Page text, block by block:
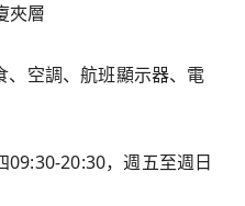
夾層
、空調、航班顯示器、電
09:30-20:30，週五至週日